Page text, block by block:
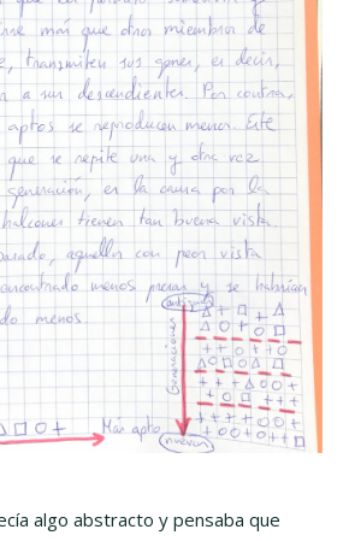
algo abstracto y pensaba que